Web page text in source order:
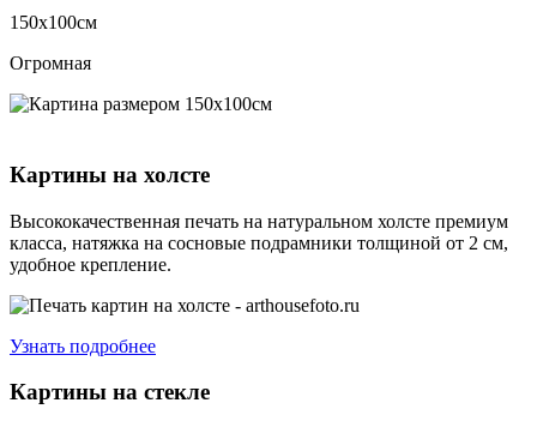
150х100см
Огромная
Картины на холсте
Высококачественная печать на натуральном холсте премиум
класса, натяжка на сосновые подрамники толщиной от 2 см,
удобное крепление.
Узнать подробнее
Картины на стекле